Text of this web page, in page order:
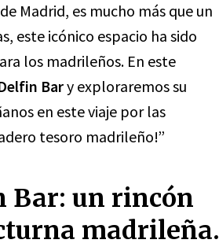
Madrid, es mucho más que un
este icónico espacio ha sido
los madrileños. En este
Bary exploraremos su
en este viaje por las
tesoro madrileño!”
Bar: un rincón
madrileña.